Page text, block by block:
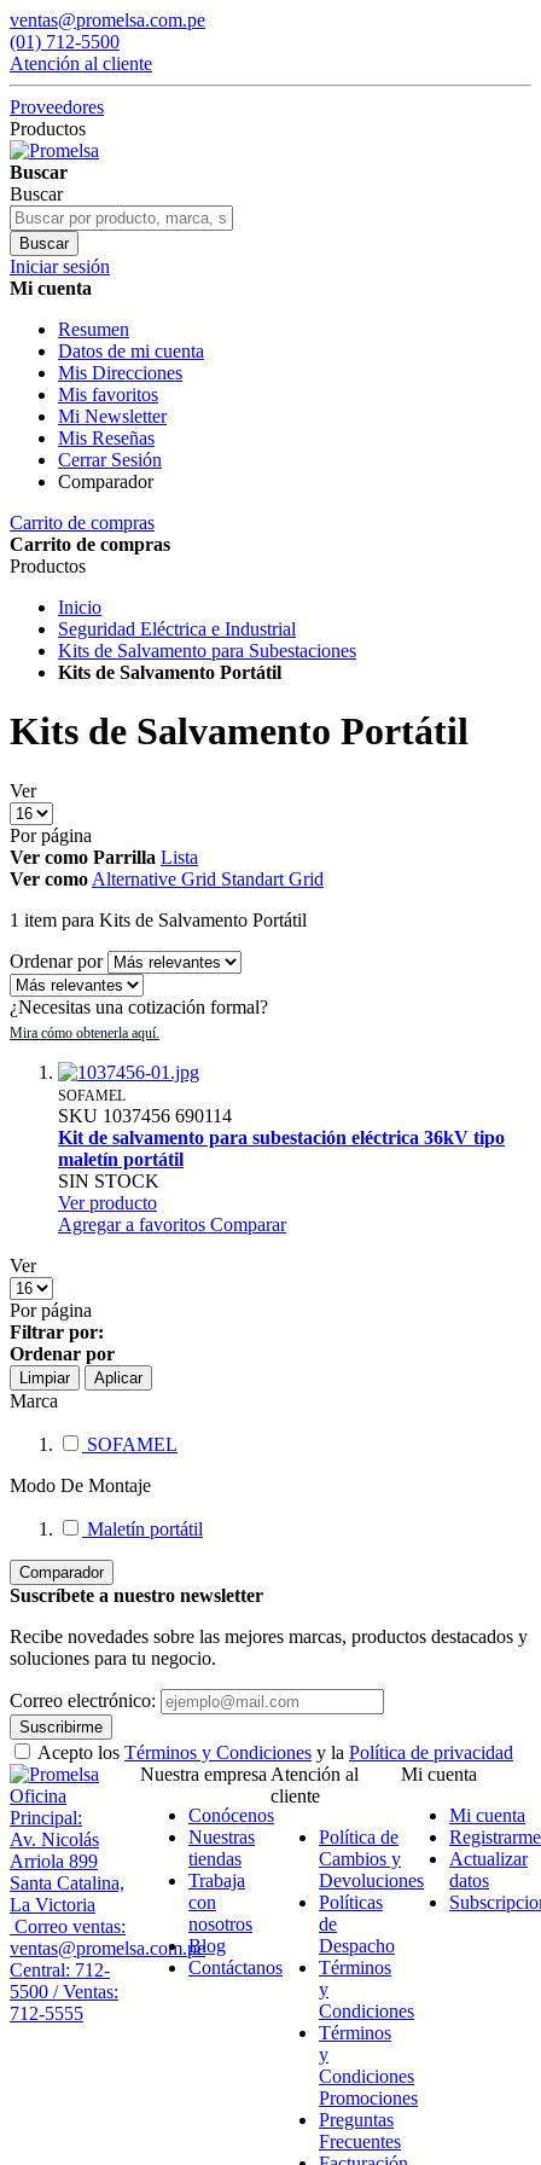
ventas@promelsa.com.pe
(01) 712-5500
Atención al cliente
Proveedores
Productos
Buscar
Buscar
Buscar
Iniciar sesión
Mi cuenta
Resumen
Datos de mi cuenta
Mis Direcciones
Mis favoritos
Mi Newsletter
Mis Reseñas
Cerrar Sesión
Comparador
Carrito de compras
Carrito de compras
Productos
Inicio
Seguridad Eléctrica e Industrial
Kits de Salvamento para Subestaciones
Kits de Salvamento Portátil
Kits de Salvamento Portátil
Ver
Por página
Ver como Parrilla Lista
Ver como Alternative Grid Standart Grid
1 item para Kits de Salvamento Portátil
Ordenar por
¿Necesitas una cotización formal?
SOFAMEL
SKU 1037456 690114
Kit de salvamento para subestación eléctrica 36kV tipo
maletín portátil
SIN STOCK
Ver producto
Agregar a favoritos Comparar
Ver
Por página
Filtrar por:
Ordenar por
Limpiar Aplicar
Marca
SOFAMEL
Modo De Montaje
Maletín portátil
Comparador
Suscríbete a nuestro newsletter
Recibe novedades sobre las mejores marcas, productos destacados y
soluciones para tu negocio.
Correo electrónico:
Suscribirme
Acepto los Términos y Condiciones y la Política de privacidad
Oficina
Principal:
Av. Nicolás
Arriola 899
Santa Catalina,
La Victoria
Correo ventas:
ventas@promelsa.com.pe
Central: 712-
5500 / Ventas:
712-5555
Nuestra empresa
Conócenos
Nuestras
tiendas
Trabaja
con
nosotros
Blog
Contáctanos
Atención al
cliente
Política de
Cambios y
Devoluciones
Políticas
de
Despacho
Términos
y
Condiciones
Términos
y
Condiciones
Promociones
Preguntas
Frecuentes
Mi cuenta
Mi cuenta
Registrarme
Actualizar
datos